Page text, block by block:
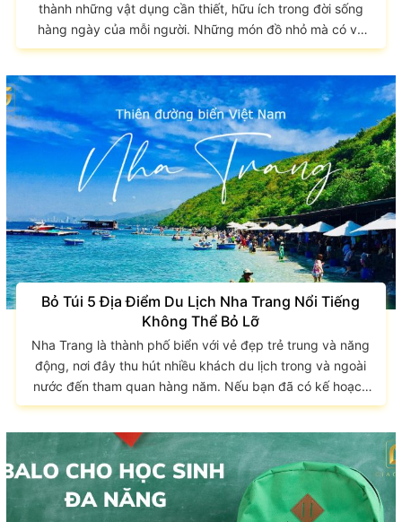
thành những vật dụng cần thiết, hữu ích trong đời sống
hàng ngày của mỗi người. Những món đồ nhỏ mà có võ
đã giúp chúng ta mang đồ theo mình dễ dàng thuận tiện
nhiều mẫu balo đựng laptop và máy ảnh chuyên dụng
khiến việc đem theo hai đồ vật giá trị trên trở nên...
Bỏ Túi 5 Địa Điểm Du Lịch Nha Trang Nổi Tiếng
Không Thể Bỏ Lỡ
Nha Trang là thành phố biển với vẻ đẹp trẻ trung và năng
động, nơi đây thu hút nhiều khách du lịch trong và ngoài
nước đến tham quan hàng năm. Nếu bạn đã có kế hoạch
khám phá Nha Trang mùa hè này thì hãy bỏ túi 5 địa điểm
đó, GIAO LONG sẽ chia sẻ với bạn một số phụ kiện du lịch
cần thiết để giúp chuyến đi của...